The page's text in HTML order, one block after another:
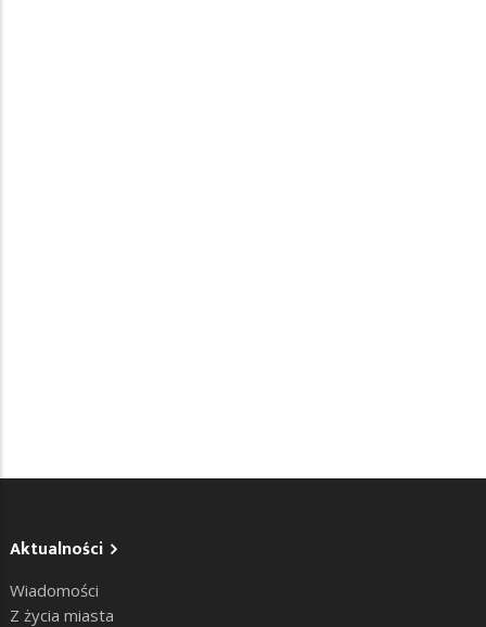
Aktualności
Wiadomości
Z życia miasta